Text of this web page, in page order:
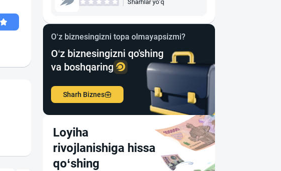
Sharhlar yo‘q
O‘z biznesingizni topa olmayapsizmi?
O‘z biznesingizni qo'shing
va boshqaring
Sharh Biznes
Loyiha
rivojlanishiga hissa
qo‘shing